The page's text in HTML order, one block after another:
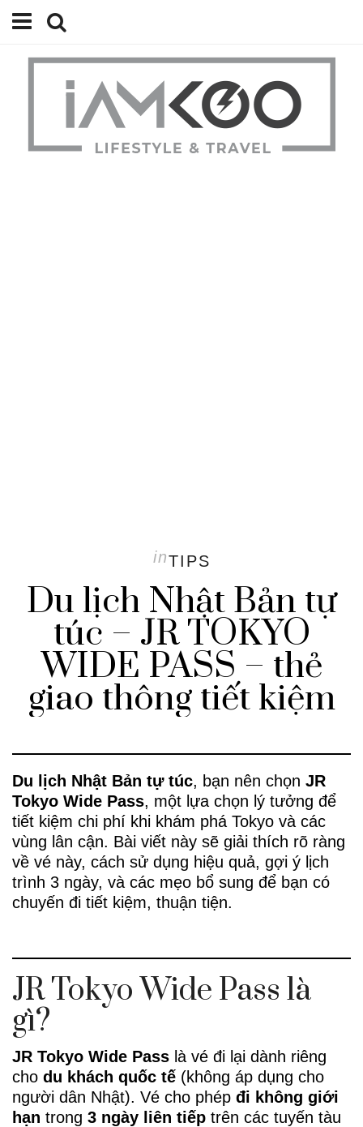
Home
Travel
Lifestyle
inTIPS
Du lịch Nhật Bản tự
túc – JR TOKYO
WIDE PASS – thẻ
giao thông tiết kiệm
Du lịch Nhật Bản tự túc, bạn nên chọn JR
Tokyo Wide Pass, một lựa chọn lý tưởng để
tiết kiệm chi phí khi khám phá Tokyo và các
vùng lân cận. Bài viết này sẽ giải thích rõ ràng
về vé này, cách sử dụng hiệu quả, gợi ý lịch
trình 3 ngày, và các mẹo bổ sung để bạn có
chuyến đi tiết kiệm, thuận tiện.
JR Tokyo Wide Pass là
gì?
JR Tokyo Wide Pass là vé đi lại dành riêng
cho du khách quốc tế (không áp dụng cho
người dân Nhật). Vé cho phép đi không giới
hạn trong 3 ngày liên tiếp trên các tuyến tàu